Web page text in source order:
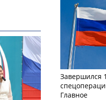
Завершился
Главное